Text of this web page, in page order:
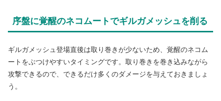
序盤に覚醒のネコムートでギルガメッシュを削る
ギルガメッシュ登場直後は取り巻きが少ないため、覚醒のネコム
ートをぶつけやすいタイミングです。取り巻きを巻き込みながら
攻撃できるので、できるだけ多くのダメージを与えておきましょ
う。